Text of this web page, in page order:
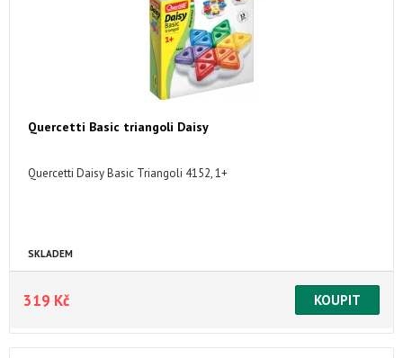
Quercetti Basic triangoli Daisy
Quercetti Daisy Basic Triangoli 4152, 1+
SKLADEM
319 Kč